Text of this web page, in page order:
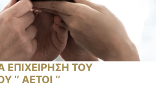
ΕΠΙΧΕΙΡΗΣΗ ΤΟΥ
‘’ ΑΕΤΟΙ ‘’